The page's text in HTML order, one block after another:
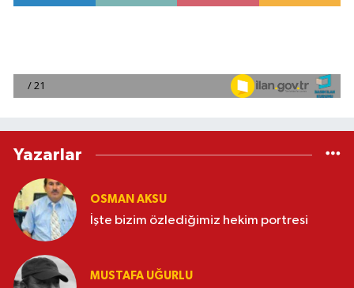
Yazarlar
OSMAN AKSU
İşte bizim özlediğimiz hekim portresi
MUSTAFA UĞURLU